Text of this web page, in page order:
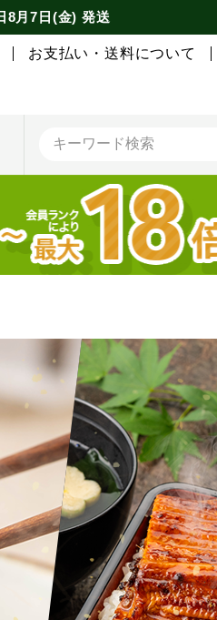
8月7日(金) 発送
お支払い・送料について